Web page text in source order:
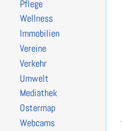
Pflege
Wellness
Immobilien
Vereine
Verkehr
Umwelt
Mediathek
Ostermap
Webcams